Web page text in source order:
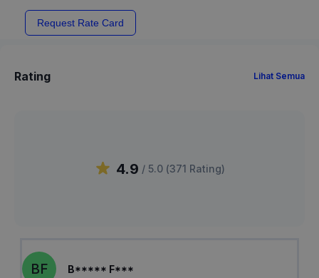
Request Rate Card
Rating Lihat Semua
4.9 / 5.0 (371 Rating)
BF B***** F***